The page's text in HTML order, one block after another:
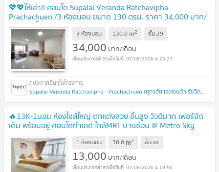
💖💖ให้เช่า!! คอนโด Supalai Veranda Ratchavipha-
Prachachuen /3 ห้องนอน ขนาด 130 ตรม. ราคา 34,000 บาท/
สอบถามได้นะคะ Line ID = atfirm2010 💖💖
3 ห้องนอน 130.0 m2 ชั้น29
34,000 บาท/เดือน
07/08/2026 4:23:27
Supalai Veranda Ratchavipha - Prachachuen (ศุภาลัย เวอเรนด้า รัชวิภา - ประชาชื่น)
🔥13K-1นอน ห้องไซส์ใหญ่ ตกแต่งสวย ชั้นสูง วิวดีมาก เฟอร์จัด
เต็ม พร้อมอยู่ คอนโดทำเลดี ใกล้MRT บางซ่อน @ Metro Sky
Prachachuen
1 ห้องนอน 30.0 m2 ชั้นxx
13,000 บาท/เดือน
07/08/2026 4:19:56